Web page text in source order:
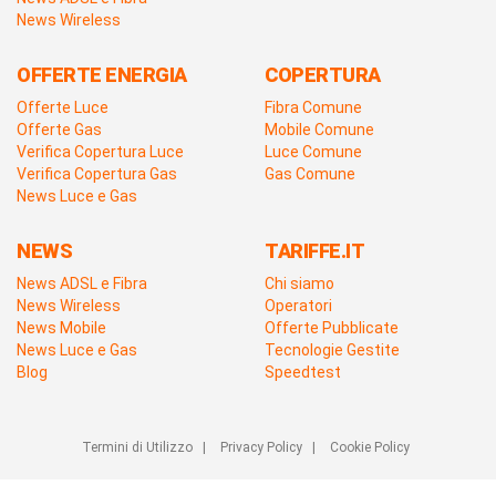
News Wireless
OFFERTE ENERGIA
Offerte Luce
Offerte Gas
Verifica Copertura Luce
Verifica Copertura Gas
News Luce e Gas
COPERTURA
Fibra Comune
Mobile Comune
Luce Comune
Gas Comune
NEWS
News ADSL e Fibra
News Wireless
News Mobile
News Luce e Gas
Blog
TARIFFE.IT
Chi siamo
Operatori
Offerte Pubblicate
Tecnologie Gestite
Speedtest
Termini di Utilizzo| Privacy Policy| Cookie Policy